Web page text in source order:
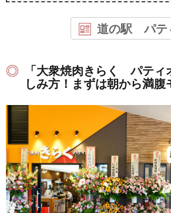
道の駅 パテ
「大衆焼肉きらく パティ
しみ方！まずは朝から満腹